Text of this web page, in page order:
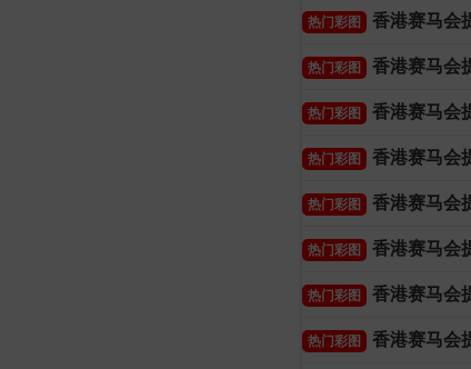
热门彩图 香港赛马会
热门彩图 香港赛马会
热门彩图 香港赛马会
热门彩图 香港赛马会
热门彩图 香港赛马会
热门彩图 香港赛马会
热门彩图 香港赛马会
热门彩图 香港赛马会